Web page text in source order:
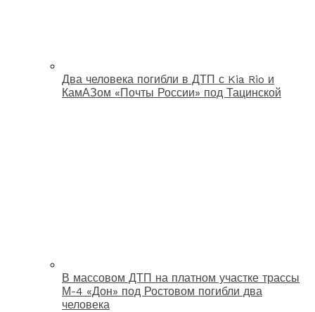
Два человека погибли в ДТП с Kia Rio и
КамАЗом «Почты России» под Тацинской
В массовом ДТП на платном участке трассы
М-4 «Дон» под Ростовом погибли два
человека